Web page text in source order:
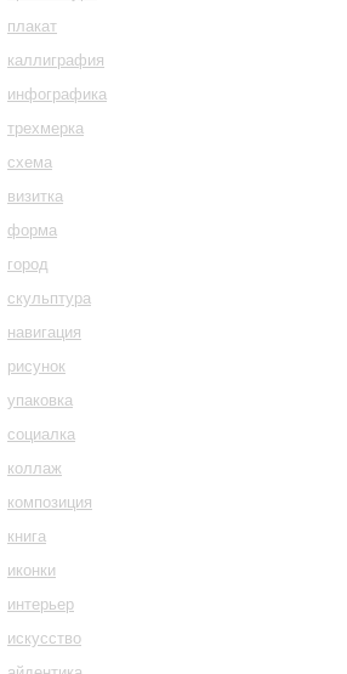
плакат
каллиграфия
инфографика
трехмерка
схема
визитка
форма
город
скульптура
навигация
рисунок
упаковка
социалка
коллаж
композиция
книга
иконки
интерьер
искусство